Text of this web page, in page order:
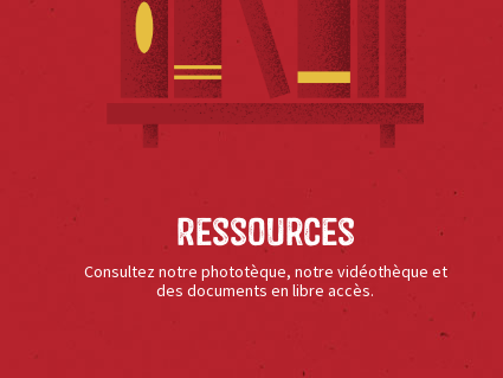
Ressources
Consultez notre phototèque, notre vidéothèque et
des documents en libre accès.